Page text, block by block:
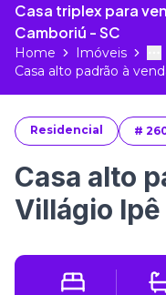
Casa triplex para
Camboriú - SC
Home Imóveis
Casa alto padrão à
Residencial #
Casa alto
Villágio Ipê